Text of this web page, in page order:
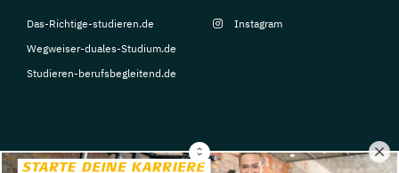
Das-Richtige-studieren.de
Wegweiser-duales-Studium.de
Studieren-berufsbegleitend.de
Instagram